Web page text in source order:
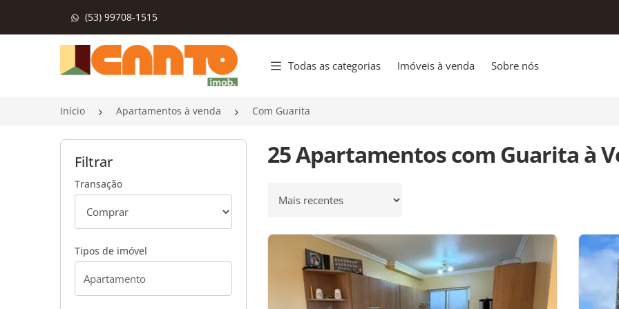
(53) 99708-1515
Página inicial
Todas as categorias Imóveis à venda Sobre nós
Início Apartamentos à venda Com Guarita
Filtrar
Transação
Tipos de imóvel
25 Apartamentos com Guarita à
Ordenar por